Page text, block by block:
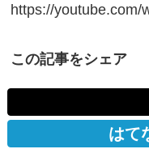
https://youtube.com/
この記事をシェア
はて